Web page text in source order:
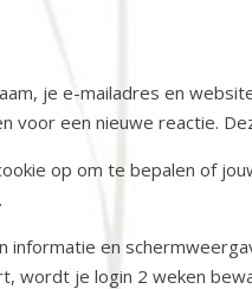
je e-mailadres en
een nieuwe reactie.
op om te bepalen of
en
je login 2 weken